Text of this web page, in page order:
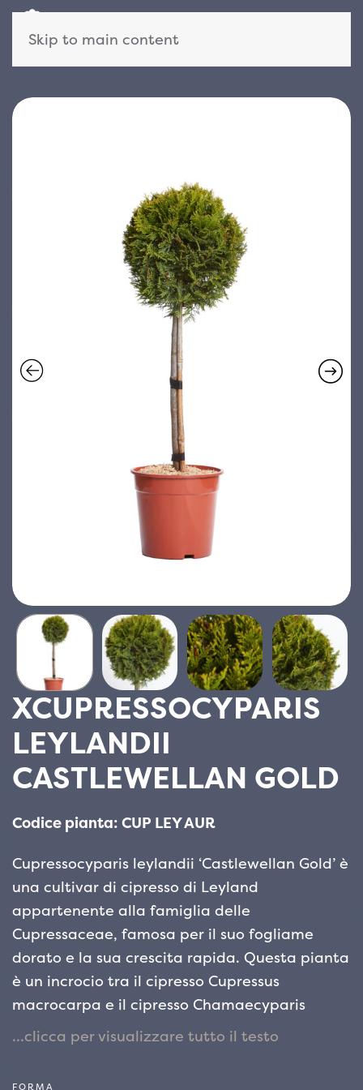
Skip to main content
XCUPRESSOCYPARIS
LEYLANDII
CASTLEWELLAN GOLD
Codice pianta: CUP LEY AUR
Cupressocyparis leylandii ‘Castlewellan Gold’ è
una cultivar di cipresso di Leyland
appartenente alla famiglia delle
Cupressaceae, famosa per il suo fogliame
dorato e la sua crescita rapida. Questa pianta
è un incrocio tra il cipresso Cupressus
macrocarpa e il cipresso Chamaecyparis
nootkatensis, e rappresenta una delle varietà
FORMA